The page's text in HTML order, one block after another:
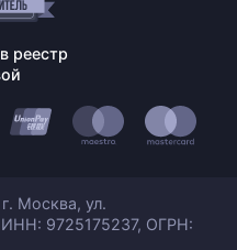
реестр
Москва, ул.
ИНН: 9725175237, ОГРН: